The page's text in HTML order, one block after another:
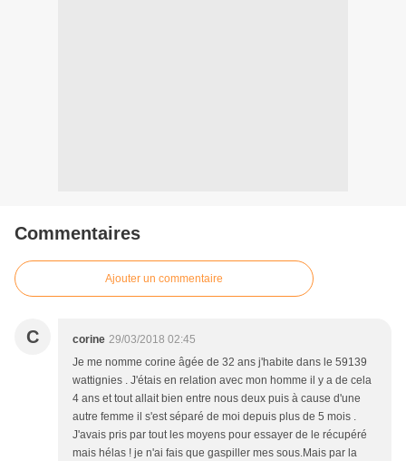
Commentaires
Ajouter un commentaire
C corine 29/03/2018 02:45
Je me nomme corine âgée de 32 ans j'habite dans le 59139
wattignies . J'étais en relation avec mon homme il y a de cela
4 ans et tout allait bien entre nous deux puis à cause d'une
autre femme il s'est séparé de moi depuis plus de 5 mois .
J'avais pris par tout les moyens pour essayer de le récupéré
mais hélas ! je n'ai fais que gaspiller mes sous.Mais par la